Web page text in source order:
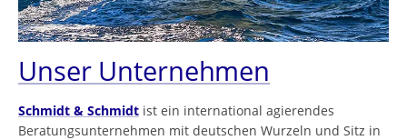
Unser Unternehmen
Schmidt & Schmidt ist ein international agierendes
Beratungsunternehmen mit deutschen Wurzeln und Sitz in